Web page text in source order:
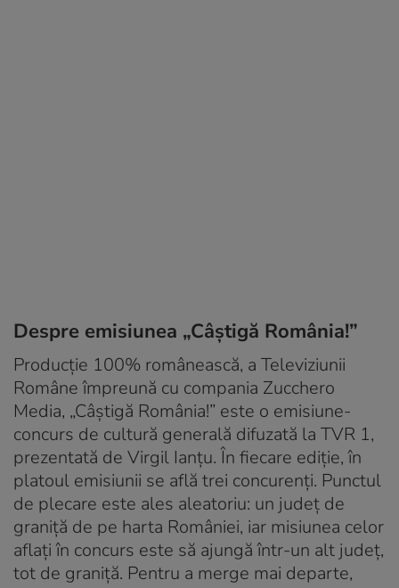
Despre emisiunea „Câştigă România!”
Producţie 100% românească, a Televiziunii
Române împreună cu compania Zucchero
Media, „Câştigă România!” este o emisiune-
concurs de cultură generală difuzată la TVR 1,
prezentată de Virgil Ianţu. În fiecare ediţie, în
platoul emisiunii se află trei concurenţi. Punctul
de plecare este ales aleatoriu: un judeţ de
graniţă de pe harta României, iar misiunea celor
aflaţi în concurs este să ajungă într-un alt judeţ,
tot de graniţă. Pentru a merge mai departe,